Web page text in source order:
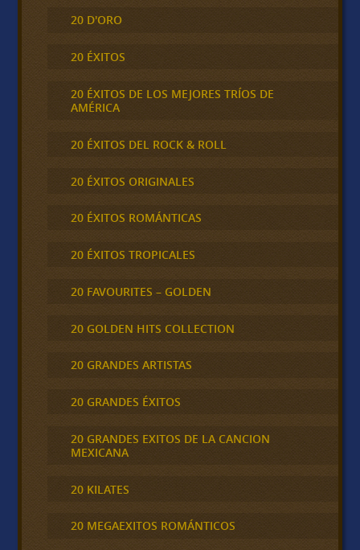
20 D'ORO
20 ÉXITOS
20 ÉXITOS DE LOS MEJORES TRÍOS DE
AMÉRICA
20 ÉXITOS DEL ROCK & ROLL
20 ÉXITOS ORIGINALES
20 ÉXITOS ROMÁNTICAS
20 ÉXITOS TROPICALES
20 FAVOURITES – GOLDEN
20 GOLDEN HITS COLLECTION
20 GRANDES ARTISTAS
20 GRANDES ÉXITOS
20 GRANDES EXITOS DE LA CANCION
MEXICANA
20 KILATES
20 MEGAEXITOS ROMÁNTICOS